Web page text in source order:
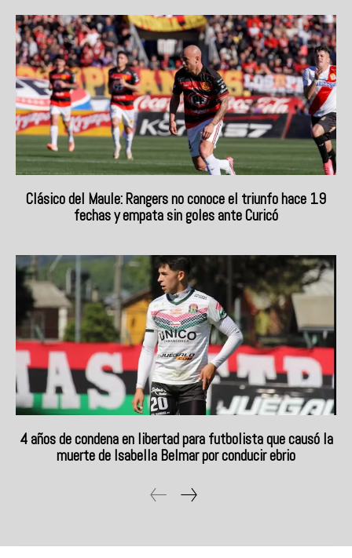
Clásico del Maule: Rangers no conoce el triunfo hace 19
fechas y empata sin goles ante Curicó
4 años de condena en libertad para futbolista que causó la
muerte de Isabella Belmar por conducir ebrio